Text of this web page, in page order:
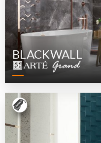
Größe
Apperance
BLACKWALL